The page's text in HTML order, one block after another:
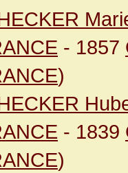
- 1857
)
- 1839
)